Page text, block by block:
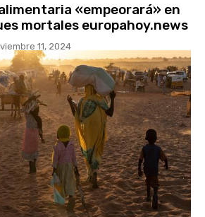
«empeorará» en
mortales europahoy.news
11, 2024